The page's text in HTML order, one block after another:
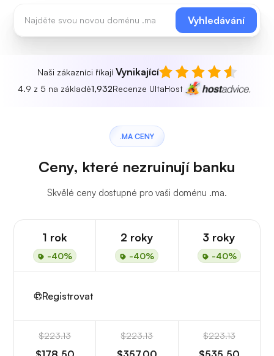
Vyhledávání
Naši zákazníci říkají Vynikající
4.9 z 5 na základě1,932Recenze UltaHost
.MA CENY
Ceny, které nezruinují banku
Skvělé ceny dostupné pro vaši doménu .ma.
1 rok
-40%
2 roky
-40%
3 roky
-40%
Registrovat
$223.13 $223.13 $223.13